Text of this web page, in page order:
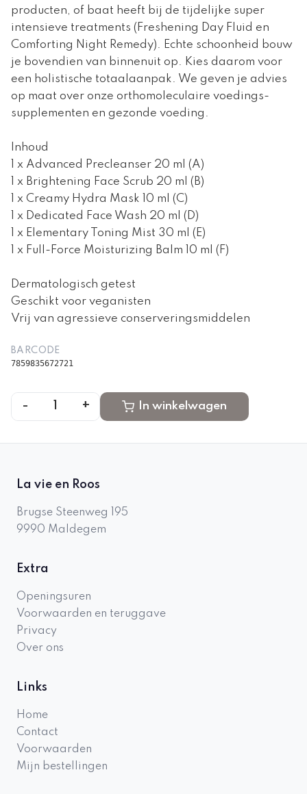
producten, of baat heeft bij de tijdelijke super
intensieve treatments (Freshening Day Fluid en
Comforting Night Remedy). Echte schoonheid bouw
je bovendien van binnenuit op. Kies daarom voor
een holistische totaalaanpak. We geven je advies
op maat over onze orthomoleculaire voedings-
supplementen en gezonde voeding.
Inhoud
1 x Advanced Precleanser 20 ml (A)
1 x Brightening Face Scrub 20 ml (B)
1 x Creamy Hydra Mask 10 ml (C)
1 x Dedicated Face Wash 20 ml (D)
1 x Elementary Toning Mist 30 ml (E)
1 x Full-Force Moisturizing Balm 10 ml (F)
Dermatologisch getest
Geschikt voor veganisten
Vrij van agressieve conserveringsmiddelen
BARCODE
7859835672721
- + In winkelwagen
La vie en Roos
Brugse Steenweg 195
9990 Maldegem
Extra
Openingsuren
Voorwaarden en teruggave
Privacy
Over ons
Links
Home
Contact
Voorwaarden
Mijn bestellingen